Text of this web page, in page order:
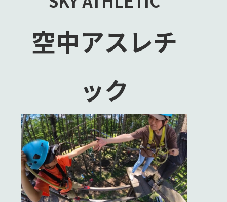
空中アスレチ
ック